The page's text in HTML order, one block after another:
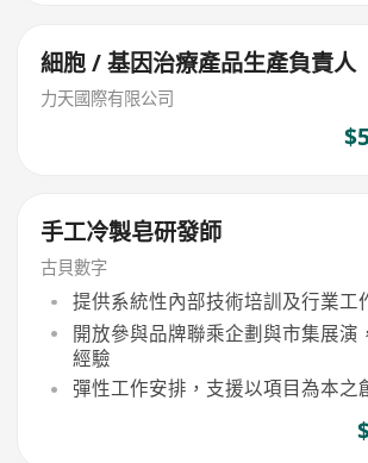
細胞 / 基因治療產品生產負責人
力天國際有限公司
手工冷製皂研發師
古貝數字
提供系統性內部技術培訓及行業工
開放參與品牌聯乘企劃與市集展演
經驗
彈性工作安排，支援以項目為本之